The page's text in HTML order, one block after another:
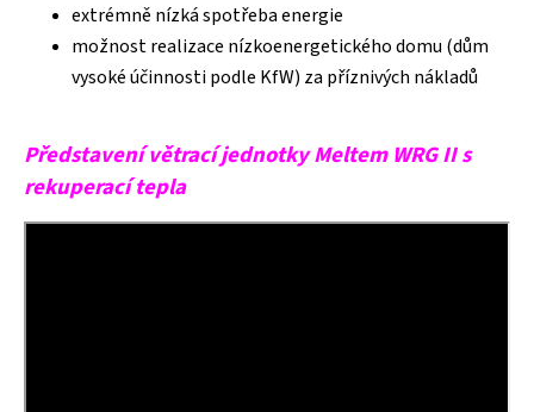
extrémně nízká spotřeba energie
možnost realizace nízkoenergetického domu (dům
vysoké účinnosti podle KfW) za příznivých nákladů
Představení větrací jednotky Meltem WRG II s
rekuperací tepla